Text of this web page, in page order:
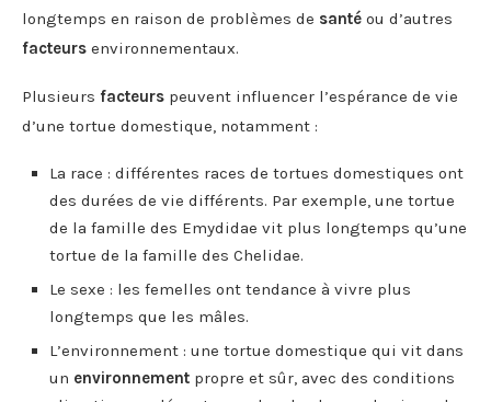
longtemps en raison de problèmes de santé ou d’autres
facteurs environnementaux.
Plusieurs facteurs peuvent influencer l’espérance de vie
d’une tortue domestique, notamment :
La race : différentes races de tortues domestiques ont
des durées de vie différents. Par exemple, une tortue
de la famille des Emydidae vit plus longtemps qu’une
tortue de la famille des Chelidae.
Le sexe : les femelles ont tendance à vivre plus
longtemps que les mâles.
L’environnement : une tortue domestique qui vit dans
un environnement propre et sûr, avec des conditions